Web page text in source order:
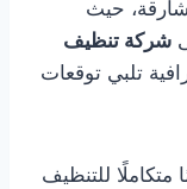
حيث
شركة تنظيف
تلبي توقعات
متكاملًا للتنظيف